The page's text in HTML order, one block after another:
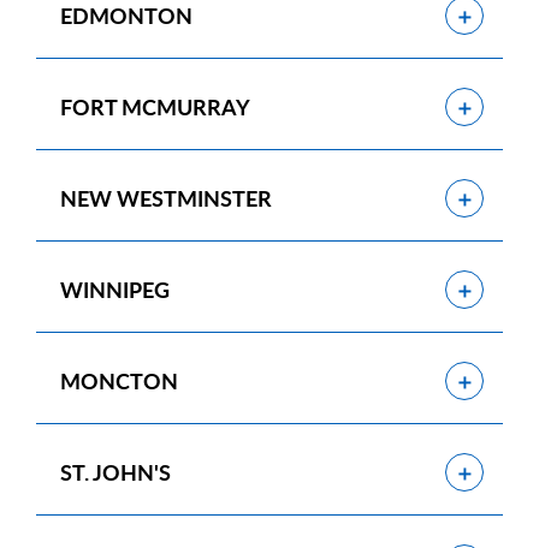
Show
EDMONTON
Show
FORT MCMURRAY
Show
NEW WESTMINSTER
Show
WINNIPEG
Show
MONCTON
Show
ST. JOHN'S